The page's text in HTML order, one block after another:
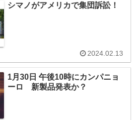
シマノがアメリカで集団訴訟！
2024.02.13
1月30日 午後10時にカンパニョ
ーロ 新製品発表か？